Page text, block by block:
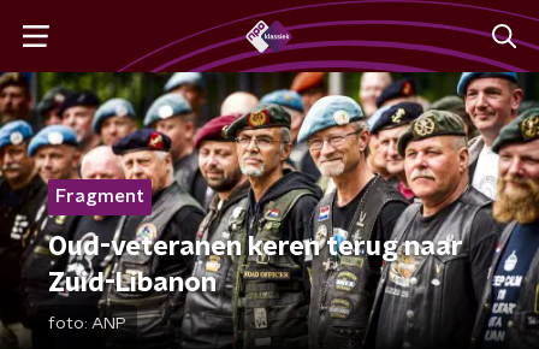
Fragment
Oud-veteranen keren terug naar
Zuid-Libanon
foto: ANP